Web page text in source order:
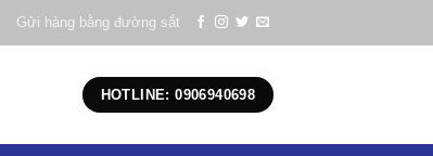
Gửi hàng bằng đường sắt
HOTLINE: 0906940698